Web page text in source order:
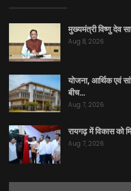
मुख्यमंत्री विष्णु देव
Aug 8, 2026
योजना, आर्थिक एवं
बीच…
Aug 7, 2026
रायगढ़ में विकास को
Aug 7, 2026